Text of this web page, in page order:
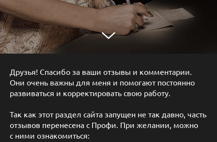
Друзья! Спасибо за ваши отзывы и комментарии.
Они очень важны для меня и помогают постоянно
развиваться и корректировать свою работу.
Так как этот раздел сайта запущен не так давно, часть
отзывов перенесена с Профи. При желании, можно
с ними ознакомиться: